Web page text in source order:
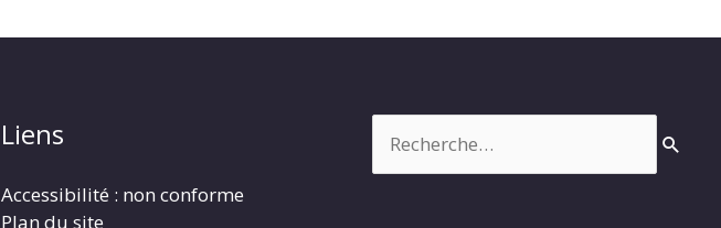
Liens
Accessibilité : non conforme
Plan du site